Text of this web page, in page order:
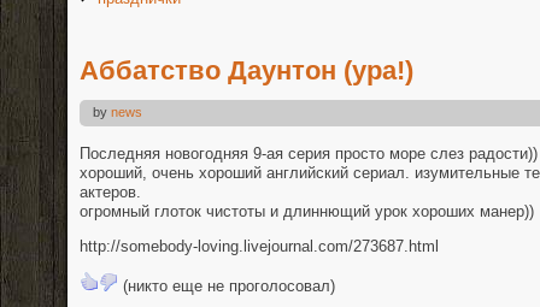
Аббатство Даунтон (ура!)
by news
Последняя новогодняя 9-ая серия просто море слез
хороший, очень хороший английский сериал. изумительные
актеров.
огромный глоток чистоты и длиннющий урок хороших манер))
http://somebody-loving.livejournal.com/273687.html
(никто еще не проголосовал)